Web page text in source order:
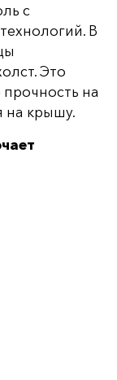
с
В
Это
на
на крышу.